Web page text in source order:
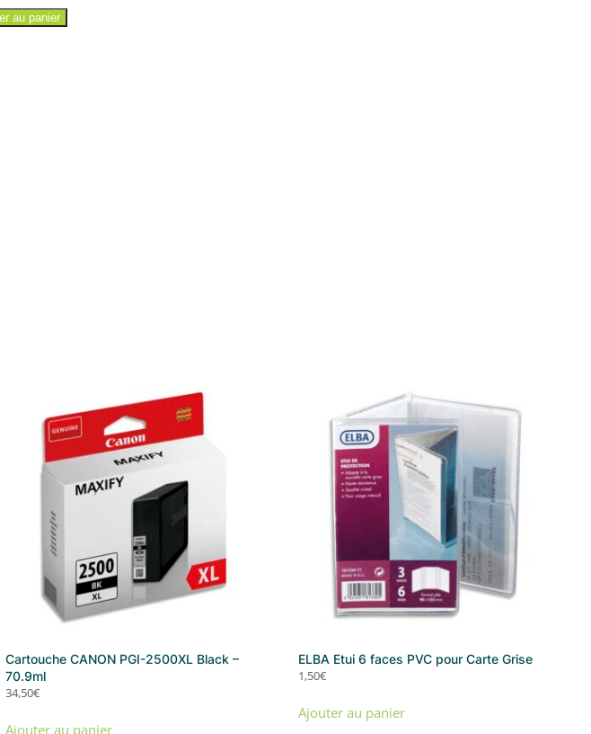
au panier
Cartouche CANON PGI-2500XL Black –
70.9ml
34,50€
Ajouter au panier
ELBA Etui 6 faces PVC pour Carte Grise
1,50€
Ajouter au panier